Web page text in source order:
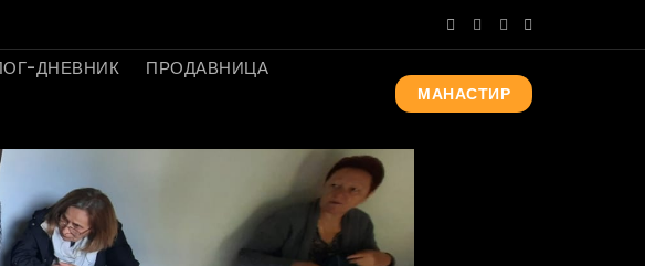
ДНЕВНИК ПРОДАВНИЦА
МАНАСТИР